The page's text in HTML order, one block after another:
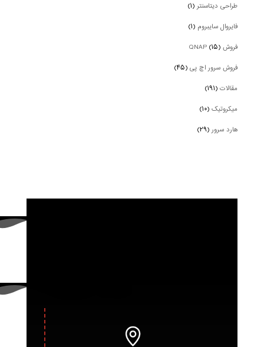
طراحی دیتاسنتر(۱)
فایروال سایبروم (۱)
فروش QNAP (۱۵)
فروش سرور اچ پی(۴۵)
مقالات(۱۹۱)
میکروتیک(۱۰)
هارد سرور(۲۹)